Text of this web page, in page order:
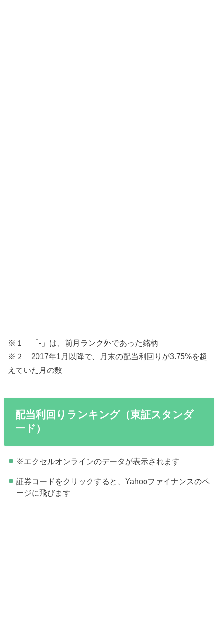
※１ 「-」は、前月ランク外であった銘柄
※２ 2017年1月以降で、月末の配当利回りが3.75%を超
えていた月の数
配当利回りランキング（東証スタンダ
ード）
※エクセルオンラインのデータが表示されます
証券コードをクリックすると、Yahooファイナンスのペ
ージに飛びます